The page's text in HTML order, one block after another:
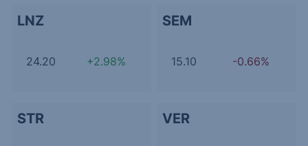
LNZ
24.20 +2.98%
SEM
15.10 -0.66%
STR VER